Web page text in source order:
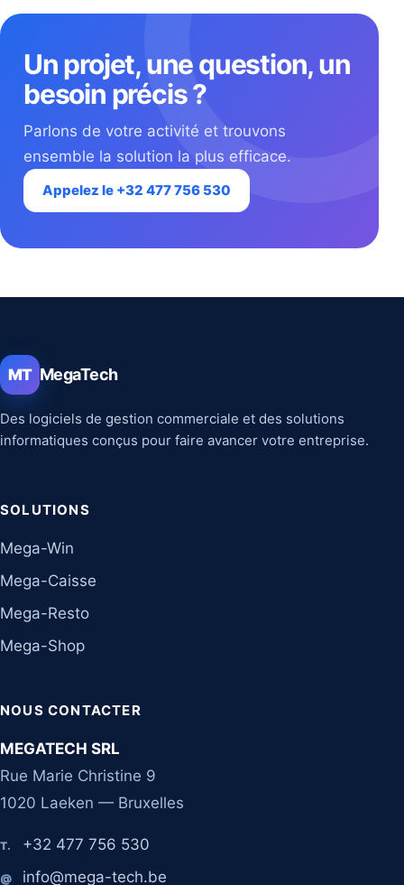
Un projet, une question, un
besoin précis ?
Parlons de votre activité et trouvons
ensemble la solution la plus efficace.
Appelez le +32 477 756 530
MT MegaTech
Des logiciels de gestion commerciale et des solutions
informatiques conçus pour faire avancer votre entreprise.
SOLUTIONS
Mega-Win
Mega-Caisse
Mega-Resto
Mega-Shop
NOUS CONTACTER
MEGATECH SRL
Rue Marie Christine 9
1020 Laeken — Bruxelles
T. +32 477 756 530
@ info@mega-tech.be